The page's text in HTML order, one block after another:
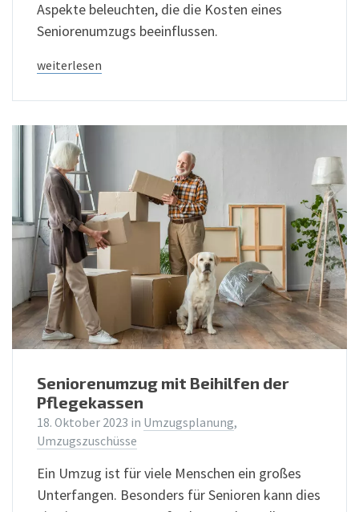
Aspekte beleuchten, die die Kosten eines
Seniorenumzugs beeinflussen.
weiterlesen
Seniorenumzug mit Beihilfen der
Pflegekassen
18. Oktober 2023 in Umzugsplanung,
Umzugszuschüsse
Ein Umzug ist für viele Menschen ein großes
Unterfangen. Besonders für Senioren kann dies